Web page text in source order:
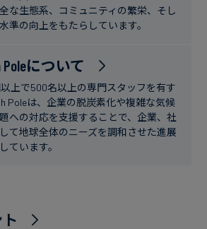
ナ
ブ
フ
ァ
イ
ナ
ン
ニ
ー
ス
な生態系、コミュニティの繁栄、そし
準の向上をもたらしています。
Poleについて
上で500名以上の専門スタッフを有す
Poleは、企業の脱炭素化や複雑な気候
への対応を支援することで、企業、社
て地球全体のニーズを調和させた進展
ています。